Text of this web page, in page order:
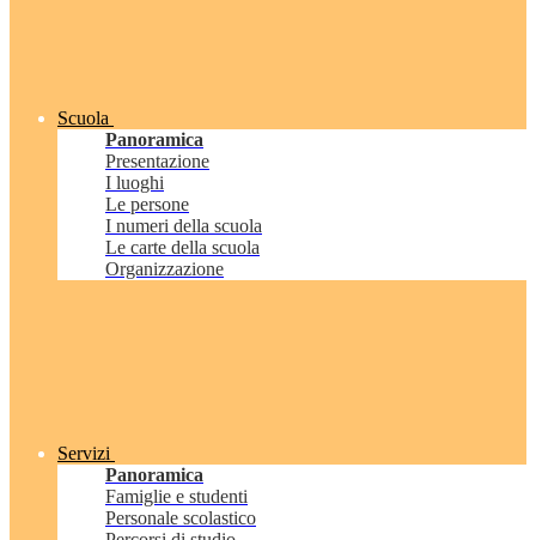
Scuola
Panoramica
Presentazione
I luoghi
Le persone
I numeri della scuola
Le carte della scuola
Organizzazione
Servizi
Panoramica
Famiglie e studenti
Personale scolastico